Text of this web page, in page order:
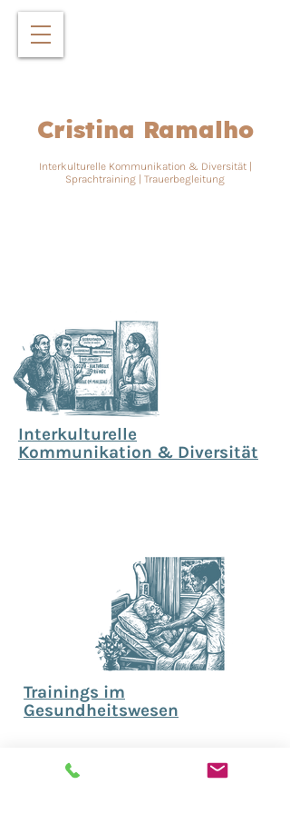
Cristina Ramalho
Interkulturelle Kommunikation & Diversität |
Sprachtraining | Trauerbegleitung
Interkulturelle
Kommunikation & Diversität
Trainings im
Gesundheitswesen